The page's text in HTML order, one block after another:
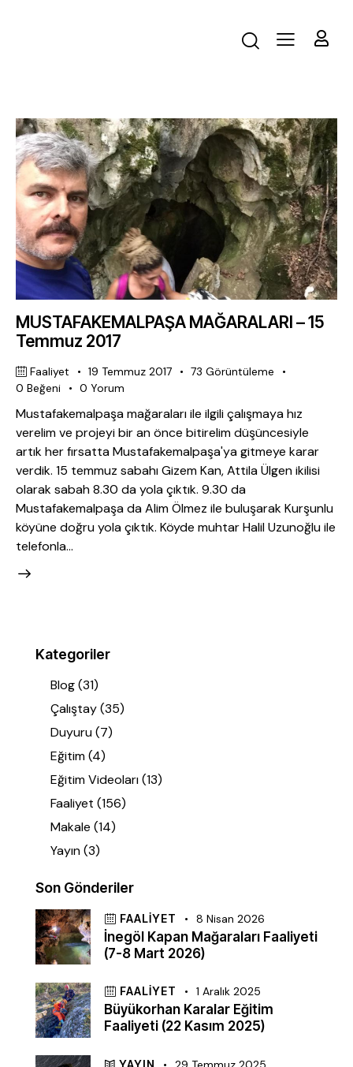
MUSTAFAKEMALPAŞA MAĞARALARI – 15
Temmuz 2017
Faaliyet 19 Temmuz 2017 73 Görüntüleme
0 Beğeni 0 Yorum
Mustafakemalpaşa mağaraları ile ilgili çalışmaya hız
verelim ve projeyi bir an önce bitirelim düşüncesiyle
artık her fırsatta Mustafakemalpaşa'ya gitmeye karar
verdik. 15 temmuz sabahı Gizem Kan, Attila Ülgen ikilisi
olarak sabah 8.30 da yola çıktık. 9.30 da
Mustafakemalpaşa da Alim Ölmez ile buluşarak Kurşunlu
köyüne doğru yola çıktık. Köyde muhtar Halil Uzunoğlu ile
telefonla…
Kategoriler
Blog(31)
Çalıştay(35)
Duyuru(7)
Eğitim(4)
Eğitim Videoları(13)
Faaliyet (156)
Makale (14)
Yayın(3)
Son Gönderiler
FAALIYET 8 Nisan 2026
İnegöl Kapan Mağaraları Faaliyeti
(7-8 Mart 2026)
FAALIYET 1 Aralık 2025
Büyükorhan Karalar Eğitim
Faaliyeti (22 Kasım 2025)
YAYIN